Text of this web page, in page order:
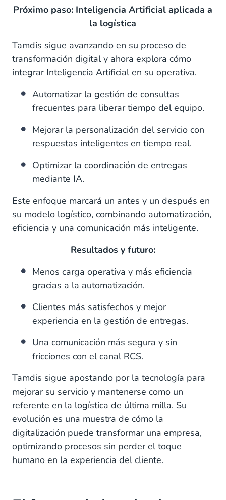
Próximo paso: Inteligencia Artificial aplicada a
la logística
Tamdis sigue avanzando en su proceso de
transformación digital y ahora explora cómo
integrar Inteligencia Artificial en su operativa.
Automatizar la gestión de consultas
frecuentes para liberar tiempo del equipo.
Mejorar la personalización del servicio con
respuestas inteligentes en tiempo real.
Optimizar la coordinación de entregas
mediante IA.
Este enfoque marcará un antes y un después en
su modelo logístico, combinando automatización,
eficiencia y una comunicación más inteligente.
Resultados y futuro:
Menos carga operativa y más eficiencia
gracias a la automatización.
Clientes más satisfechos y mejor
experiencia en la gestión de entregas.
Una comunicación más segura y sin
fricciones con el canal RCS.
Tamdis sigue apostando por la tecnología para
mejorar su servicio y mantenerse como un
referente en la logística de última milla. Su
evolución es una muestra de cómo la
digitalización puede transformar una empresa,
optimizando procesos sin perder el toque
humano en la experiencia del cliente.